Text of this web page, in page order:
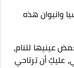
وانيوان هذه
عينيها لتنام،
عليكِ أن ترتاحي